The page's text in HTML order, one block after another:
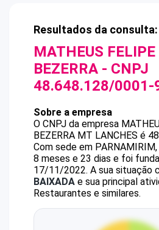
Resultados da consulta:
MATHEUS FELIPE
BEZERRA - CNPJ
48.648.128/0001-
Sobre a empresa
O CNPJ da empresa
BEZERRA MT LANCHES é
Com sede em
8 meses e 23 dias e foi
17/11/2022. A sua situação
BAIXADA e sua principal
Restaurantes e similares.